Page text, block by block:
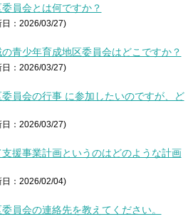
員会とは何ですか？
日：2026/03/27)
青少年育成地区委員会はどこですか？
日：2026/03/27)
員会の行事 に参加したいのですが、ど
日：2026/03/27)
援事業計画というのはどのような計画
日：2026/02/04)
員会の連絡先を教えてください。